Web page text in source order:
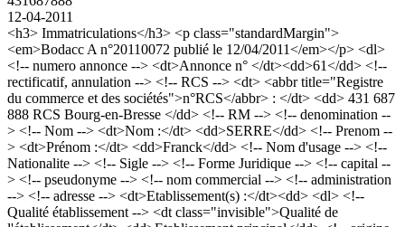
12-04-2011
<h3> Immatriculations</h3> <p class="standardMargin">
<em>Bodacc A n°20110072 publié le 12/04/2011</em></p> <dl>
<!-- numero annonce --> <dt>Annonce n° </dt><dd>61</dd> <!--
rectificatif, annulation --> <!-- RCS --> <dt> <abbr title="Registre
du commerce et des sociétés">n°RCS</abbr> : </dt> <dd> 431 687
888 RCS Bourg-en-Bresse </dd> <!-- RM --> <!-- denomination --
> <!-- Nom --> <dt>Nom :</dt> <dd>SERRE</dd> <!-- Prenom --
> <dt>Prénom :</dt> <dd>Franck</dd> <!-- Nom d'usage --> <!--
Nationalite --> <!-- Sigle --> <!-- Forme Juridique --> <!-- capital --
> <!-- pseudonyme --> <!-- nom commercial --> <!-- administration
--> <!-- adresse --> <dt>Etablissement(s) :</dt><dd> <dl> <!--
Qualité établissement --> <dt class="invisible">Qualité de